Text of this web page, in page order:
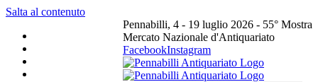
Salta al contenuto
Pennabilli, 4 - 19 luglio 2026 - 55° Mostra
Mercato Nazionale d'Antiquariato
FacebookInstagram